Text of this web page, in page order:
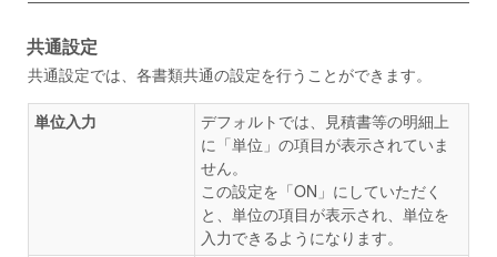
共通設定
共通設定では、各書類共通の設定を行うことができます。
単位入力
デフォルトでは、見積書等の明細上
に「単位」の項目が表示されていま
せん。
この設定を「ON」にしていただく
と、単位の項目が表示され、単位を
入力できるようになります。